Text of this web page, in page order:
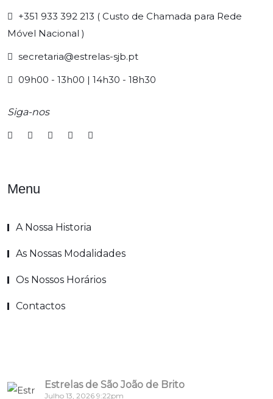
+351 933 392 213 ( Custo de Chamada para Rede
Móvel Nacional )
secretaria@estrelas-sjb.pt
09h00 - 13h00 | 14h30 - 18h30
Siga-nos
Menu
A Nossa Historia
As Nossas Modalidades
Os Nossos Horários
Contactos
Estrelas de São João de Brito
Julho 13, 2026 9:22pm